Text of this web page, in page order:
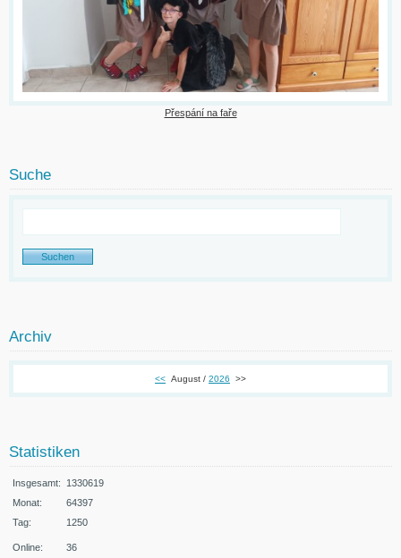
Přespání na faře
Suche
Archiv
<< August / 2026 >>
Statistiken
Online: 36
Insgesamt:
1330619
Monat:
64397
Tag:
1250